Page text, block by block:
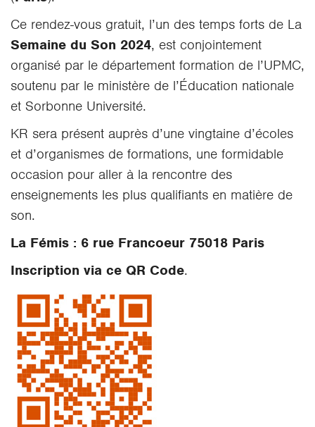
Ce rendez-vous gratuit, l’un des temps forts de La
Semaine du Son 2024, est conjointement
organisé par le département formation de l’UPMC,
soutenu par le ministère de l’Éducation nationale
et Sorbonne Université.
KR sera présent auprès d’une vingtaine d’écoles
et d’organismes de formations, une formidable
occasion pour aller à la rencontre des
enseignements les plus qualifiants en matière de
son.
La Fémis : 6 rue Francoeur 75018 Paris
Inscription via ce QR Code.